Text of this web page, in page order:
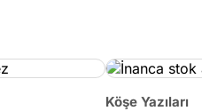
Köşe Yazıları